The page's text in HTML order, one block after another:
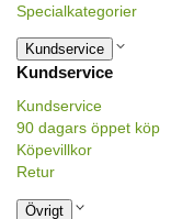
Specialkategorier
Kundservice
Kundservice
Kundservice
90 dagars öppet köp
Köpevillkor
Retur
Övrigt